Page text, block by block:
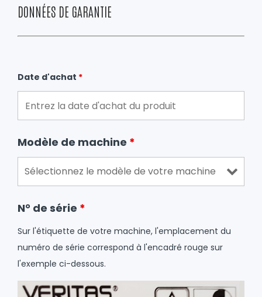
DONNÉES DE GARANTIE
Date d'achat *
Modèle de machine *
N° de série *
Sur l'étiquette de votre machine, l'emplacement du
numéro de série correspond à l'encadré rouge sur
l'exemple ci-dessous.